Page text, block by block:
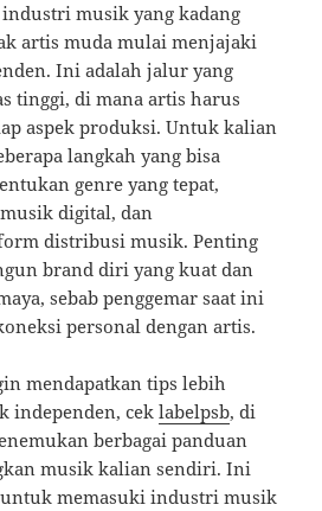
musik yang kadang
artis muda mulai menjajaki
Ini adalah jalur yang
tinggi, di mana artis harus
aspek produksi. Untuk kalian
langkah yang bisa
genre yang tepat,
digital, dan
distribusi musik. Penting
brand diri yang kuat dan
sebab penggemar saat ini
personal dengan artis.
mendapatkan tips lebih
independen, ceklabelpsb, di
berbagai panduan
musik kalian sendiri. Ini
untuk memasuki industri musik